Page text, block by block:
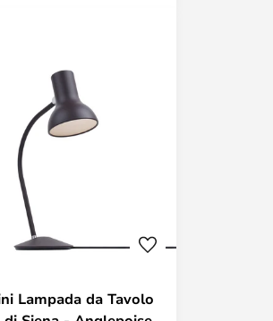
Lampada da Tavolo